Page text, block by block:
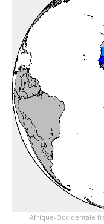
Afrique-Occidentale